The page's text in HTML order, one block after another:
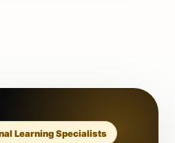
Learning Specialists